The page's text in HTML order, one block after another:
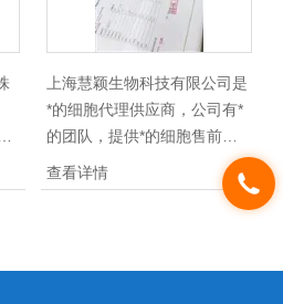
上海慧颖生物科技有限公司是
*的细胞代理供应商，公司有*
的团队，提供*的细胞售前，
的细胞售后服务，为客户提供
高品质的科研细胞，*，提供
专业技术指导，保证品质。咨
胞具体详情及相关产品，：/。
查看详情